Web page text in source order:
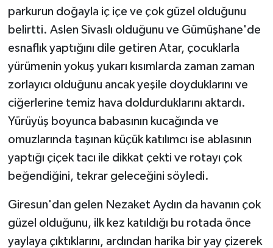
parkurun doğayla iç içe ve çok güzel olduğunu
belirtti. Aslen Sivaslı olduğunu ve Gümüşhane'de
esnaflık yaptığını dile getiren Atar, çocuklarla
yürümenin yokuş yukarı kısımlarda zaman zaman
zorlayıcı olduğunu ancak yeşile doyduklarını ve
ciğerlerine temiz hava doldurduklarını aktardı.
Yürüyüş boyunca babasının kucağında ve
omuzlarında taşınan küçük katılımcı ise ablasının
yaptığı çiçek tacı ile dikkat çekti ve rotayı çok
beğendiğini, tekrar geleceğini söyledi.
Giresun'dan gelen Nezaket Aydın da havanın çok
güzel olduğunu, ilk kez katıldığı bu rotada önce
yaylaya çıktıklarını, ardından harika bir yay çizerek